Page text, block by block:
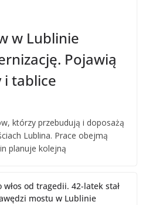
w Lublinie
Pojawią
i tablice
którzy przebudują i doposażą
Lublina. Prace obejmą
planuje kolejną
włos od tragedii. 42-latek stał
mostu w Lublinie